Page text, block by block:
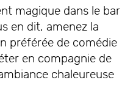
magique dans le bar
en dit, amenez la
préférée de comédie
en compagnie de
chaleureuse